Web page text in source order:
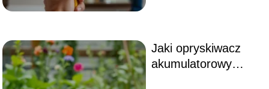
Jaki opryskiwacz
akumulatorowy